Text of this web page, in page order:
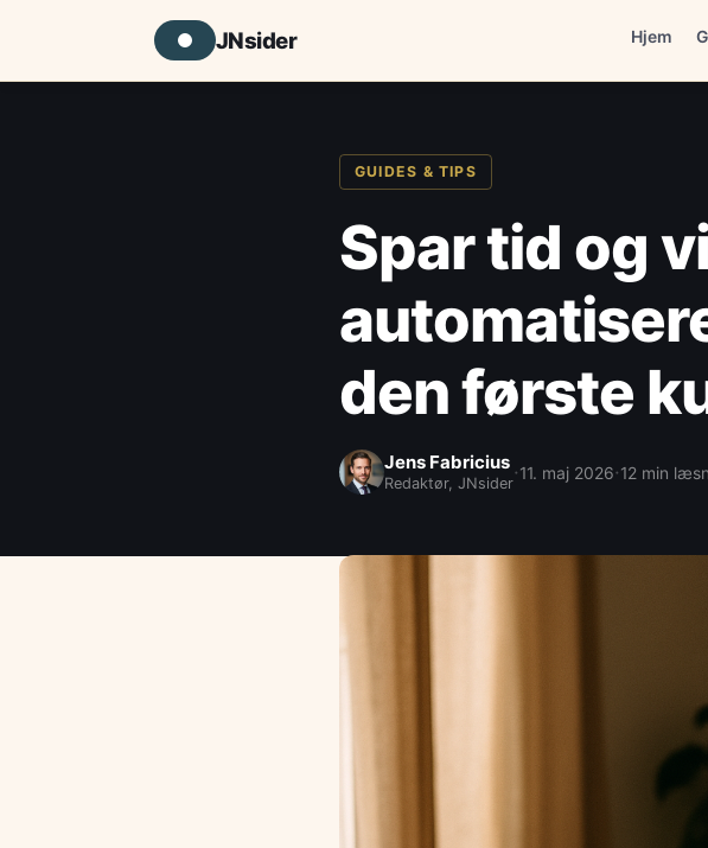
JNsider Hjem
GUIDES & TIPS
Spar tid og
den første
Jens Fabricius
Redaktør, JNsider·11. maj 2026·12 min